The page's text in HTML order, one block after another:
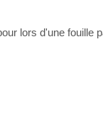
lors d'une fouille